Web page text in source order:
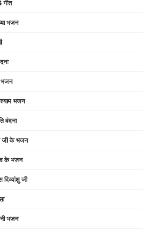
गीत
भजन
भजन
भजन
वंदना
जी के भजन
के भजन
दिव्यांशु जी
भजन